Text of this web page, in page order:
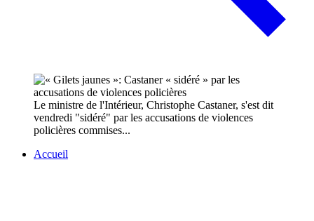
Le ministre de l'Intérieur, Christophe Castaner, s'est dit
vendredi "sidéré" par les accusations de violences
policières commises...
Accueil